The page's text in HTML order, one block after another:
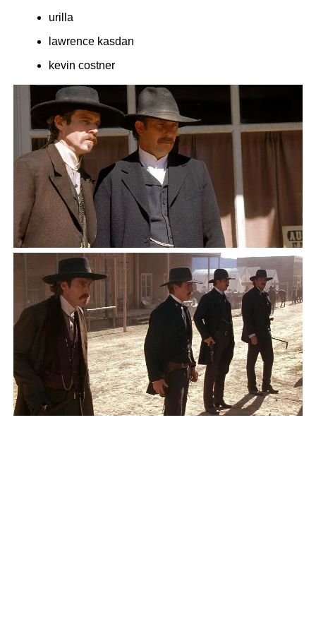
urilla
lawrence kasdan
kevin costner